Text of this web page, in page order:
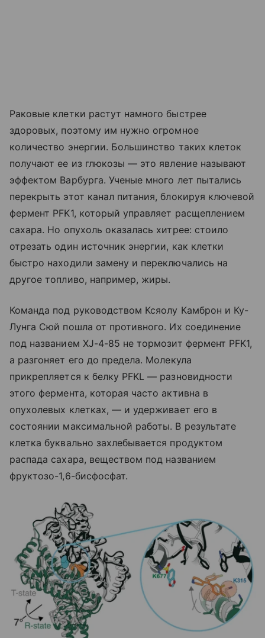
Раковые клетки растут намного быстрее
здоровых, поэтому им нужно огромное
количество энергии. Большинство таких клеток
получают ее из глюкозы — это явление называют
эффектом Варбурга. Ученые много лет пытались
перекрыть этот канал питания, блокируя ключевой
фермент PFK1, который управляет расщеплением
сахара. Но опухоль оказалась хитрее: стоило
отрезать один источник энергии, как клетки
быстро находили замену и переключались на
другое топливо, например, жиры.
Команда под руководством Ксяолу Камброн и Ку-
Лунга Сюй пошла от противного. Их соединение
под названием XJ-4-85 не тормозит фермент PFK1,
а разгоняет его до предела. Молекула
прикрепляется к белку PFKL — разновидности
этого фермента, которая часто активна в
опухолевых клетках, — и удерживает его в
состоянии максимальной работы. В результате
клетка буквально захлебывается продуктом
распада сахара, веществом под названием
фруктозо-1,6-бисфосфат.